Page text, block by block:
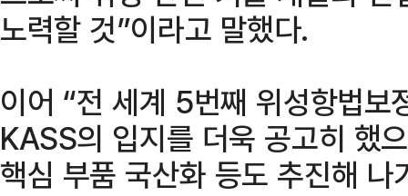
노력할 것”이라고 말했다.
이어 “전 세계 5번째 위성항법
KASS의 입지를 더욱 공고히 했
핵심 부품 국산화 등도 추진해 나